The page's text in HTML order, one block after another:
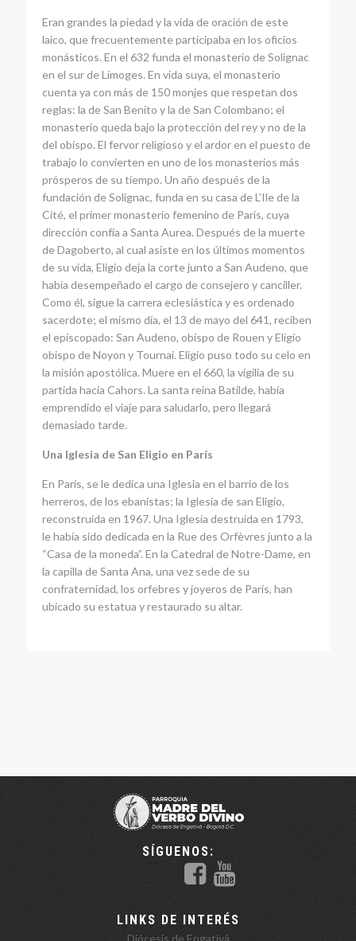
Eran grandes la piedad y la vida de oración de este
laico, que frecuentemente participaba en los oficios
monásticos. En el 632 funda el monasterio de Solignac
en el sur de Limoges. En vida suya, el monasterio
cuenta ya con más de 150 monjes que respetan dos
reglas: la de San Benito y la de San Colombano; el
monasterio queda bajo la protección del rey y no de la
del obispo. El fervor religioso y el ardor en el puesto de
trabajo lo convierten en uno de los monasterios más
prósperos de su tiempo. Un año después de la
fundación de Solignac, funda en su casa de L’Ile de la
Cité, el primer monasterio femenino de París, cuya
dirección confía a Santa Aurea. Después de la muerte
de Dagoberto, al cual asiste en los últimos momentos
de su vida, Eligio deja la corte junto a San Audeno, que
había desempeñado el cargo de consejero y canciller.
Como él, sigue la carrera eclesiástica y es ordenado
sacerdote; el mismo día, el 13 de mayo del 641, reciben
el episcopado: San Audeno, obispo de Rouen y Eligio
obispo de Noyon y Tournai. Eligio puso todo su celo en
la misión apostólica. Muere en el 660, la vigilia de su
partida hacia Cahors. La santa reina Batilde, había
emprendido el viaje para saludarlo, pero llegará
demasiado tarde.
Una Iglesia de San Eligio en París
En París, se le dedica una Iglesia en el barrio de los
herreros, de los ebanistas; la Iglesia de san Eligio,
reconstruida en 1967. Una Iglesia destruida en 1793,
le había sido dedicada en la Rue des Orfèvres junto a la
“Casa de la moneda”. En la Catedral de Notre-Dame, en
la capilla de Santa Ana, una vez sede de su
confraternidad, los orfebres y joyeros de París, han
ubicado su estatua y restaurado su altar.
SÍGUENOS:
LINKS DE INTERÉS
Diócesis de Engativá